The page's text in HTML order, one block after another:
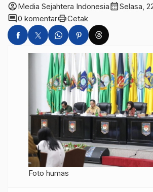
account_circleMedia Sejahtera Indonesiacalendar_monthSelasa,
comment0 komentarprintCetak
Foto humas